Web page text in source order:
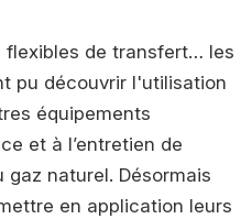
flexibles de transfert… les
pu découvrir l'utilisation
équipements
et à l’entretien de
naturel. Désormais
en application leurs